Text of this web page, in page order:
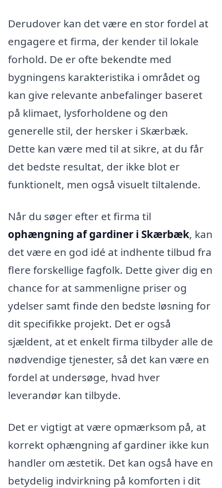
Derudover kan det være en stor fordel at
engagere et firma, der kender til lokale
forhold. De er ofte bekendte med
bygningens karakteristika i området og
kan give relevante anbefalinger baseret
på klimaet, lysforholdene og den
generelle stil, der hersker i Skærbæk.
Dette kan være med til at sikre, at du får
det bedste resultat, der ikke blot er
funktionelt, men også visuelt tiltalende.
Når du søger efter et firma til
ophængning af gardiner i Skærbæk, kan
det være en god idé at indhente tilbud fra
flere forskellige fagfolk. Dette giver dig en
chance for at sammenligne priser og
ydelser samt finde den bedste løsning for
dit specifikke projekt. Det er også
sjældent, at et enkelt firma tilbyder alle de
nødvendige tjenester, så det kan være en
fordel at undersøge, hvad hver
leverandør kan tilbyde.
Det er vigtigt at være opmærksom på, at
korrekt ophængning af gardiner ikke kun
handler om æstetik. Det kan også have en
betydelig indvirkning på komforten i dit